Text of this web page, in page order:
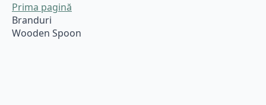
Prima pagină
Branduri
Wooden Spoon